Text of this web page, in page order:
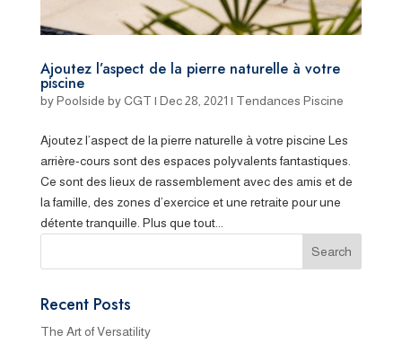
Ajoutez l’aspect de la pierre naturelle à votre
piscine
byPoolside by CGT | Dec 28, 2021 | Tendances Piscine
Ajoutez l’aspect de la pierre naturelle à votre piscine Les
arrière-cours sont des espaces polyvalents fantastiques.
Ce sont des lieux de rassemblement avec des amis et de
la famille, des zones d’exercice et une retraite pour une
détente tranquille. Plus que tout...
Recent Posts
The Art of Versatility